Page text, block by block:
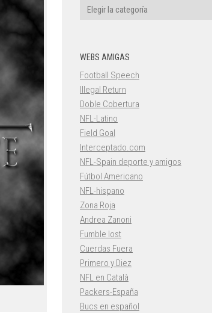
Categorías
WEBS AMIGAS
Football Speech
Illegal Return
Doble Cobertura
NFL-Latino
Field Goal
Interceptado.com
NFL-Spain deporte y amigos
Fútbol Americano
NFL-hispano
Zona Roja
Andrea Zanoni
Fumble lost
Cuerdas Fuera
Primero y Diez
NFL en Català
Packers-España
Bucs en español